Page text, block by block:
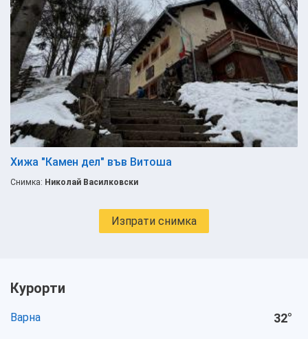
Хижа "Камен дел" във Витоша
Снимка: Николай Василковски
Изпрати снимка
Курорти
Варна 32°